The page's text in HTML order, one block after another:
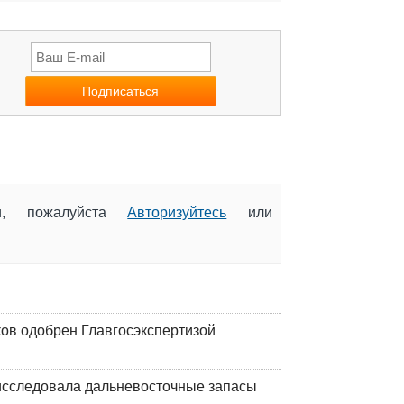
пожалуйстаАвторизуйтесь или
одобрен Главгосэкспертизой
дальневосточные запасы